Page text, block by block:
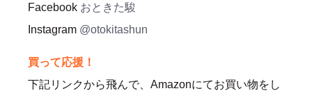
Facebook おときた駿
Instagram @otokitashun
買って応援！
下記リンクから飛んで、Amazonにてお買い物をし